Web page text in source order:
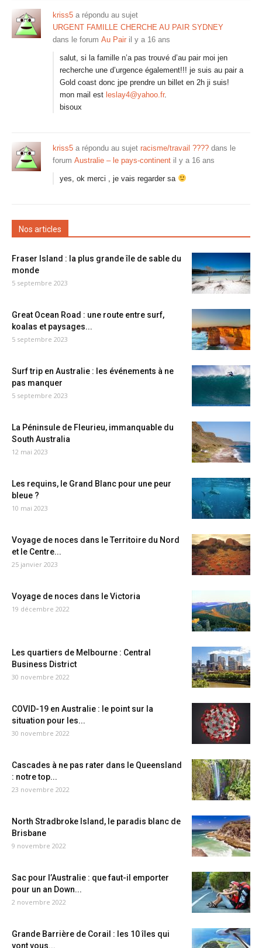
kriss5 a répondu au sujet
URGENT FAMILLE CHERCHE AU PAIR SYDNEY
dans le forum Au Pair il y a 16 ans
salut, si la famille n’a pas trouvé d’au pair moi jen
recherche une d’urgence également!!! je suis au pair a
Gold coast donc jpe prendre un billet en 2h ji suis!
mon mail est leslay4@yahoo.fr.
bisoux
kriss5 a répondu au sujet racisme/travail ???? dans le
forum Australie – le pays-continent il y a 16 ans
yes, ok merci , je vais regarder sa
Nos articles
Fraser Island : la plus grande île de sable du
monde
5 septembre 2023
Great Ocean Road : une route entre surf,
koalas et paysages...
5 septembre 2023
Surf trip en Australie : les événements à ne
pas manquer
5 septembre 2023
La Péninsule de Fleurieu, immanquable du
South Australia
12 mai 2023
Les requins, le Grand Blanc pour une peur
bleue ?
10 mai 2023
Voyage de noces dans le Territoire du Nord
et le Centre...
25 janvier 2023
Voyage de noces dans le Victoria
19 décembre 2022
Les quartiers de Melbourne : Central
Business District
30 novembre 2022
COVID-19 en Australie : le point sur la
situation pour les...
30 novembre 2022
Cascades à ne pas rater dans le Queensland
: notre top...
23 novembre 2022
North Stradbroke Island, le paradis blanc de
Brisbane
9 novembre 2022
Sac pour l’Australie : que faut-il emporter
pour un an Down...
2 novembre 2022
Grande Barrière de Corail : les 10 îles qui
vont vous...